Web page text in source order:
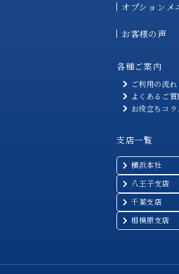
オプションメ
お客様の声
各種ご案内
ご利用の流れ
よくあるご
お役立ちコ
支店一覧
横浜本社
八王子支店
千葉支店
相模原支店